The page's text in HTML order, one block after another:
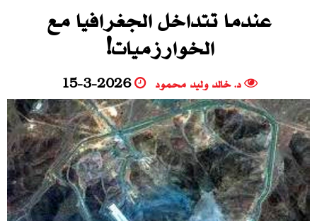
عندما تتداخل الجغرافيا مع
الخوارزميات!
د. خالد وليد محمود 15-3-2026